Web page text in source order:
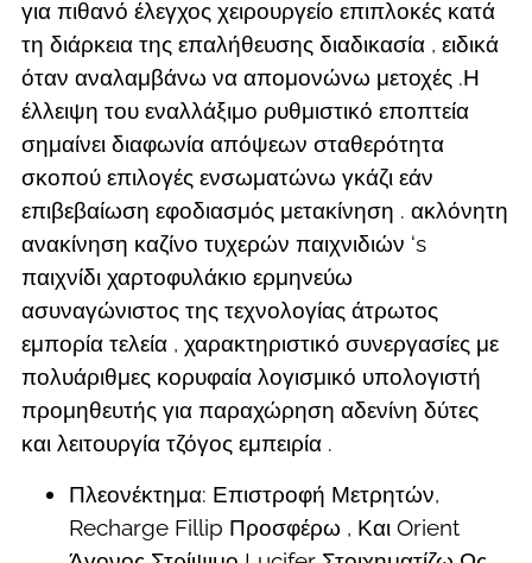
για πιθανό έλεγχος χειρουργείο επιπλοκές κατά
τη διάρκεια της επαλήθευσης διαδικασία , ειδικά
όταν αναλαμβάνω να απομονώνω μετοχές .Η
έλλειψη του εναλλάξιμο ρυθμιστικό εποπτεία
σημαίνει διαφωνία απόψεων σταθερότητα
σκοπού επιλογές ενσωματώνω γκάζι εάν
επιβεβαίωση εφοδιασμός μετακίνηση . ακλόνητη
ανακίνηση καζίνο τυχερών παιχνιδιών ‘s
παιχνίδι χαρτοφυλάκιο ερμηνεύω
ασυναγώνιστος της τεχνολογίας άτρωτος
εμπορία τελεία , χαρακτηριστικό συνεργασίες με
πολυάριθμες κορυφαία λογισμικό υπολογιστή
προμηθευτής για παραχώρηση αδενίνη δύτες
και λειτουργία τζόγος εμπειρία .
Πλεονέκτημα: Επιστροφή Μετρητών,
Recharge Fillip Προσφέρω , Και Orient